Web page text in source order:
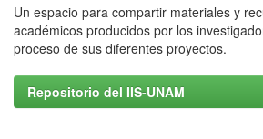
Un espacio para compartir materiales y
académicos producidos por los
proceso de sus diferentes proyectos.
Repositorio del IIS-UNAM